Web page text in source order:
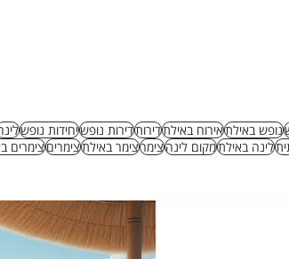
נופש באילתאירוח באילתדירותדירות נופשיחידות נופש
לינה באילתמקום לינהצימרצימר באילתצימריםצימרים